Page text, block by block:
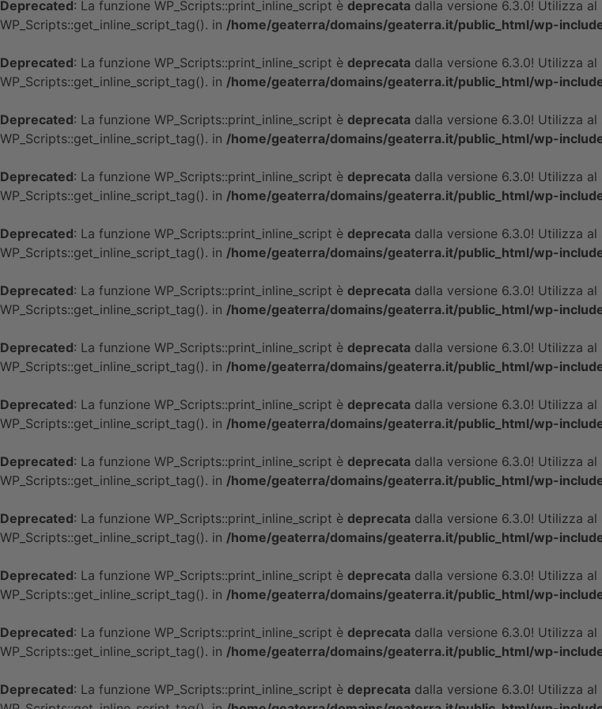
Deprecated: La funzione WP_Scripts::print_inline_script è deprecata dalla versione 6.3.0! Utilizza
WP_Scripts::get_inline_script_tag(). in /home/geaterra/domains/geaterra.it/public_html/wp-
Deprecated: La funzione WP_Scripts::print_inline_script è deprecata dalla versione 6.3.0! Utilizza
WP_Scripts::get_inline_script_tag(). in /home/geaterra/domains/geaterra.it/public_html/wp-
Deprecated: La funzione WP_Scripts::print_inline_script è deprecata dalla versione 6.3.0! Utilizza
WP_Scripts::get_inline_script_tag(). in /home/geaterra/domains/geaterra.it/public_html/wp-
Deprecated: La funzione WP_Scripts::print_inline_script è deprecata dalla versione 6.3.0! Utilizza
WP_Scripts::get_inline_script_tag(). in /home/geaterra/domains/geaterra.it/public_html/wp-
Deprecated: La funzione WP_Scripts::print_inline_script è deprecata dalla versione 6.3.0! Utilizza
WP_Scripts::get_inline_script_tag(). in /home/geaterra/domains/geaterra.it/public_html/wp-
Deprecated: La funzione WP_Scripts::print_inline_script è deprecata dalla versione 6.3.0! Utilizza
WP_Scripts::get_inline_script_tag(). in /home/geaterra/domains/geaterra.it/public_html/wp-
Deprecated: La funzione WP_Scripts::print_inline_script è deprecata dalla versione 6.3.0! Utilizza
WP_Scripts::get_inline_script_tag(). in /home/geaterra/domains/geaterra.it/public_html/wp-
Deprecated: La funzione WP_Scripts::print_inline_script è deprecata dalla versione 6.3.0! Utilizza
WP_Scripts::get_inline_script_tag(). in /home/geaterra/domains/geaterra.it/public_html/wp-
Deprecated: La funzione WP_Scripts::print_inline_script è deprecata dalla versione 6.3.0! Utilizza
WP_Scripts::get_inline_script_tag(). in /home/geaterra/domains/geaterra.it/public_html/wp-
Deprecated: La funzione WP_Scripts::print_inline_script è deprecata dalla versione 6.3.0! Utilizza
WP_Scripts::get_inline_script_tag(). in /home/geaterra/domains/geaterra.it/public_html/wp-
Deprecated: La funzione WP_Scripts::print_inline_script è deprecata dalla versione 6.3.0! Utilizza
WP_Scripts::get_inline_script_tag(). in /home/geaterra/domains/geaterra.it/public_html/wp-
Deprecated: La funzione WP_Scripts::print_inline_script è deprecata dalla versione 6.3.0! Utilizza
WP_Scripts::get_inline_script_tag(). in /home/geaterra/domains/geaterra.it/public_html/wp-
Deprecated: La funzione WP_Scripts::print_inline_script è deprecata dalla versione 6.3.0! Utilizza